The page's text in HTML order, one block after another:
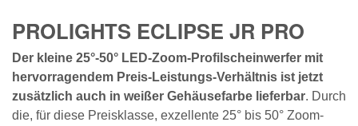
PROLIGHTS ECLIPSE JR PRO
Der kleine 25°-50° LED-Zoom-Profilscheinwerfer mit
hervorragendem Preis-Leistungs-Verhältnis ist jetzt
zusätzlich auch in weißer Gehäusefarbe lieferbar. Durch
die, für diese Preisklasse, exzellente 25° bis 50° Zoom-